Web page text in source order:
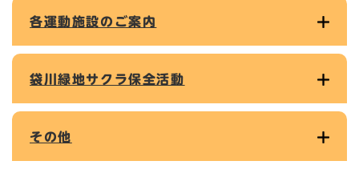
各運動施設のご案内
袋川緑地サクラ保全活動
その他